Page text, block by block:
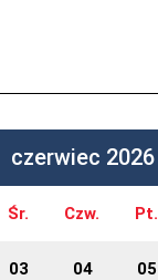
czerwiec 2026
Śr. Czw. Pt.
03 04 05